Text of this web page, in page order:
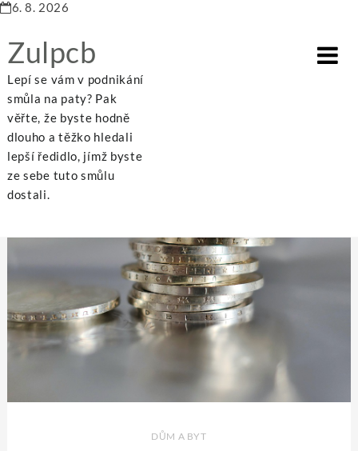
6. 8. 2026
Zulpcb
Lepí se vám v podnikání
smůla na paty? Pak
věřte, že byste hodně
dlouho a těžko hledali
lepší ředidlo, jímž byste
ze sebe tuto smůlu
dostali.
Home Dům a byt Podnikání je finanční nejistota
DŮM A BYT